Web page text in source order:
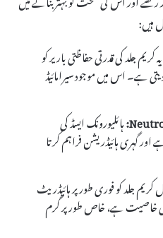
ہیں:
یہ کریم جلد کی قدرتی حفاظتی باریر کو
ہے۔ اس میں موجود سیرامائیڈ
ہائلیورونک ایسڈ کی
اور گہری ہائیڈریشن فراہم کرتا
کریم جلد کو فوری طور پر ہائیڈریٹ
کی خاصیت ہے، خاص طور پر گرم